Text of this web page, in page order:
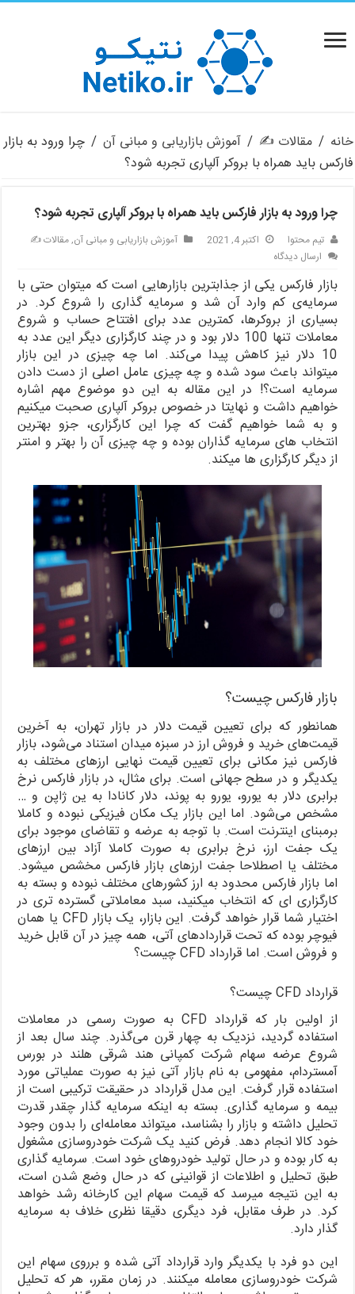
خانه / مقالات ✍️ / آموزش بازاریابی و مبانی آن / چرا ورود به بازار
فارکس باید همراه با بروکر آلپاری تجربه شود؟
چرا ورود به بازار فارکس باید همراه با بروکر آلپاری تجربه شود؟
تیم محتوا اکتبر 4, 2021 آموزش بازاریابی و مبانی آن,مقالات ✍️
ارسال دیدگاه
بازار فارکس یکی از جذابترین بازارهایی است که میتوان حتی با
سرمایه‌ی کم وارد آن شد و سرمایه گذاری را شروع کرد. در
بسیاری از بروکرها، کمترین عدد برای افتتاح حساب و شروع
معاملات تنها 100 دلار بود و در چند کارگزاری دیگر این عدد به
10 دلار نیز کاهش پیدا می‌کند. اما چه چیزی در این بازار
میتواند باعث سود شده و چه چیزی عامل اصلی از دست دادن
سرمایه است؟! در این مقاله به این دو موضوع مهم اشاره
خواهیم داشت و نهایتا در خصوص بروکر آلپاری صحبت میکنیم
و به شما خواهیم گفت که چرا این کارگزاری، جزو بهترین
انتخاب های سرمایه گذاران بوده و چه چیزی آن را بهتر و امنتر
از دیگر کارگزاری ها میکند.
بازار فارکس چیست؟
همانطور که برای تعیین قیمت دلار در بازار تهران، به آخرین
قیمت‌های خرید و فروش ارز در سبزه میدان استناد می‌شود، بازار
فارکس نیز مکانی برای تعیین قیمت نهایی ارزهای مختلف به
یکدیگر و در سطح جهانی است. برای مثال، در بازار فارکس نرخ
برابری دلار به یورو، یورو به پوند، دلار کانادا به ین ژاپن و …
مشخص می‌شود. اما این بازار یک مکان فیزیکی نبوده و کاملا
برمبنای اینترنت است. با توجه به عرضه و تقاضای موجود برای
یک جفت ارز، نرخ برابری به صورت کاملا آزاد بین ارزهای
مختلف یا اصطلاحا جفت ارزهای بازار فارکس مخشص میشود.
اما بازار فارکس محدود به ارز کشورهای مختلف نبوده و بسته به
کارگزاری ای که انتخاب میکنید، سبد معاملاتی گسترده تری در
اختیار شما قرار خواهد گرفت. این بازار، یک بازار CFD یا همان
فیوچر بوده که تحت قراردادهای آتی، همه چیز در آن قابل خرید
و فروش است. اما قرارداد CFD چیست؟
قرارداد CFD چیست؟
از اولین بار که قرارداد CFD به صورت رسمی در معاملات
استفاده گردید، نزدیک به چهار قرن می‌گذرد. چند سال بعد از
شروع عرضه سهام شرکت کمپانی هند شرقی هلند در بورس
آمستردام، مفهومی به نام بازار آتی نیز به صورت عملیاتی مورد
استفاده قرار گرفت. این مدل قرارداد در حقیقت ترکیبی است از
بیمه و سرمایه گذاری. بسته به اینکه سرمایه گذار چقدر قدرت
تحلیل داشته و بازار را بشناسد، میتواند معامله‌ای را بدون وجود
خود کالا انجام دهد. فرض کنید یک شرکت خودروسازی مشغول
به کار بوده و در حال تولید خودروهای خود است. سرمایه گذاری
طبق تحلیل و اطلاعات از قوانینی که در حال وضع شدن است،
به این نتیجه میرسد که قیمت سهام این کارخانه رشد خواهد
کرد. در طرف مقابل، فرد دیگری دقیقا نظری خلاف به سرمایه
گذار دارد.
این دو فرد با یکدیگر وارد قرارداد آتی شده و برروی سهام این
شرکت خودروسازی معامله میکنند. در زمان مقرر، هر که تحلیل